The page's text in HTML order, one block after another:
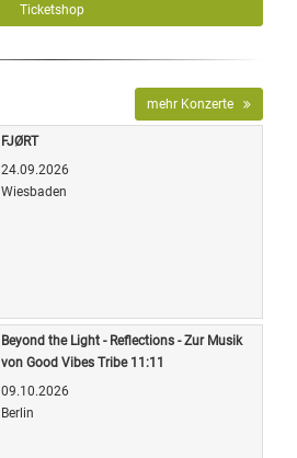
Ticketshop
mehr Konzerte
FJØRT
24.09.2026
Wiesbaden
Beyond the Light - Reflections - Zur Musik
von Good Vibes Tribe 11:11
09.10.2026
Berlin